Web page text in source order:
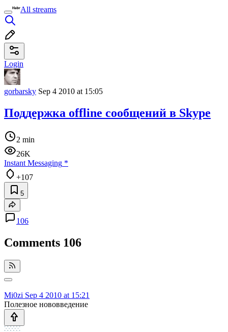
All streams
Login
gorbarsky Sep 4 2010 at 15:05
Поддержка offline сообщений в Skype
2 min
26K
Instant Messaging *
+107
5
106
Comments 106
Mi0zi Sep 4 2010 at 15:21
Полезное нововведение